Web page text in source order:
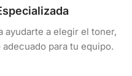
ayudarte a elegir el toner,
para tu equipo.